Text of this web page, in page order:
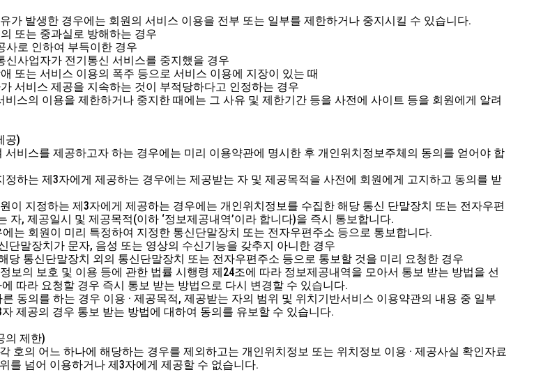
가 발생한 경우에는 회원의 서비스 이용을 전부 또는 일부를 제한하거나 중지시킬 수 있습니다.
또는 중과실로 방해하는 경우
사로 인하여 부득이한 경우
신사업자가 전기통신 서비스를 중지했을 경우
또는 서비스 이용의 폭주 등으로 서비스 이용에 지장이 있는 때
서비스 제공을 지속하는 것이 부적당하다고 인정하는 경우
스의 이용을 제한하거나 중지한 때에는 그 사유 및 제한기간 등을 사전에 사이트 등을 회원에게 알려
공)
서비스를 제공하고자 하는 경우에는 미리 이용약관에 명시한 후 개인위치정보주체의 동의를 얻어야 합
정하는 제3자에게 제공하는 경우에는 제공받는 자 및 제공목적을 사전에 회원에게 고지하고 동의를 받
이 지정하는 제3자에게 제공하는 경우에는 개인위치정보를 수집한 해당 통신 단말장치 또는 전자우편
자, 제공일시 및 제공목적(이하 ‘정보제공내역’이라 합니다)을 즉시 통보합니다.
는 회원이 미리 특정하여 지정한 통신단말장치 또는 전자우편주소 등으로 통보합니다.
단말장치가 문자, 음성 또는 영상의 수신기능을 갖추지 아니한 경우
당 통신단말장치 외의 통신단말장치 또는 전자우편주소 등으로 통보할 것을 미리 요청한 경우
보의 보호 및 이용 등에 관한 법률 시행령 제24조에 따라 정보제공내역을 모아서 통보 받는 방법을 선
따라 요청할 경우 즉시 통보 받는 방법으로 다시 변경할 수 있습니다.
른 동의를 하는 경우 이용 · 제공목적, 제공받는 자의 범위 및 위치기반서비스 이용약관의 내용 중 일부
제공의 경우 통보 받는 방법에 대하여 동의를 유보할 수 있습니다.
의 제한)
호의 어느 하나에 해당하는 경우를 제외하고는 개인위치정보 또는 위치정보 이용 · 제공사실 확인자료
를 넘어 이용하거나 제3자에게 제공할 수 없습니다.